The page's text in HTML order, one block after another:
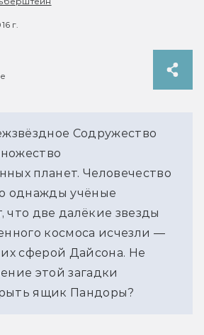
г.
Содружество
планет. Человечество
однажды учёные
что две далёкие звезды
космоса исчезли —
сферой Дайсона. Не
этой загадки
ящик Пандоры?